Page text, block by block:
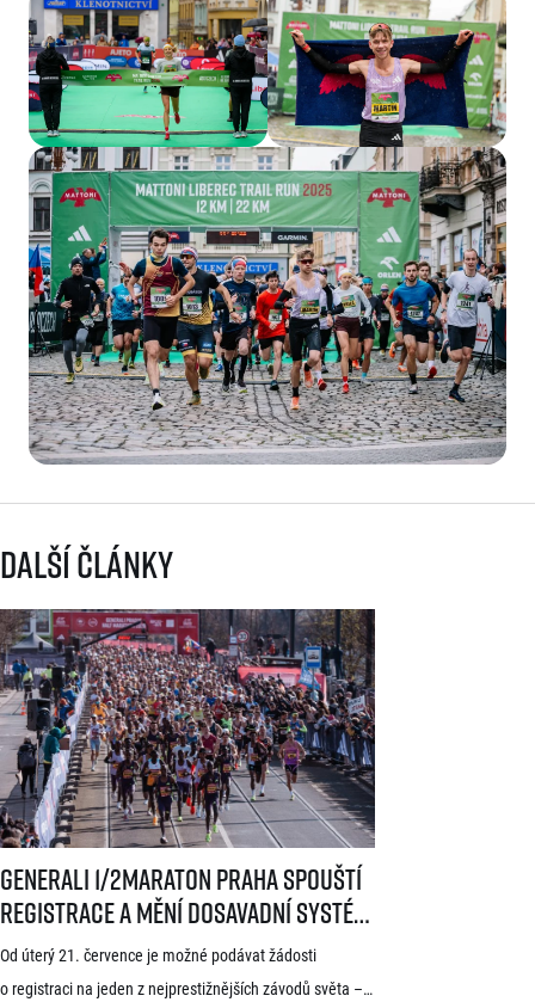
Další články
Generali 1/2Maraton Praha spouští
registrace a mění dosavadní systém!
Třítýdenní lhůta na podání žádosti
startuje 21. července
Od úterý 21. července je možné podávat žádosti
o registraci na jeden z nejprestižnějších závodů světa –
Generali 1/2Maraton Praha spouští registrace a mění dosavadní